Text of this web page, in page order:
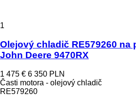
1
Olejový chladič RE579260 na
John Deere 9470RX
1 475 € 6 350 PLN
Časti motora - olejový chladič
RE579260